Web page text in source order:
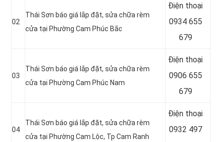
02
Thái Sơn báo giá lắp đặt, sửa chữa rèm
cửa tại Phường Cam Phúc Bắc
Điện thoại
0934 655
679
03
Thái Sơn báo giá lắp đặt, sửa chữa rèm
cửa tại Phường Cam Phúc Nam
Điện thoại
0906 655
679
04
Thái Sơn báo giá lắp đặt, sửa chữa rèm
cửa tại Phường Cam Lộc, Tp Cam Ranh
Điện thoại
0932 497